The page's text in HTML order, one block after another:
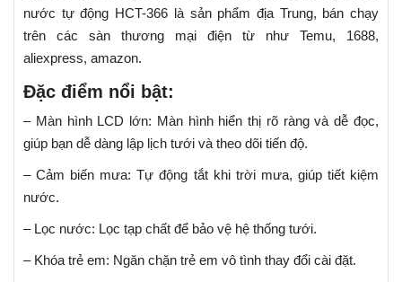
nước tự động HCT-366 là sản phẩm địa Trung, bán chạy
trên các sàn thương mại điện từ như Temu, 1688,
aliexpress, amazon.
Đặc điểm nổi bật:
– Màn hình LCD lớn: Màn hình hiển thị rõ ràng và dễ đọc,
giúp bạn dễ dàng lập lịch tưới và theo dõi tiến độ.
– Cảm biến mưa: Tự động tắt khi trời mưa, giúp tiết kiệm
nước.
– Lọc nước: Lọc tạp chất để bảo vệ hệ thống tưới.
– Khóa trẻ em: Ngăn chặn trẻ em vô tình thay đổi cài đặt.